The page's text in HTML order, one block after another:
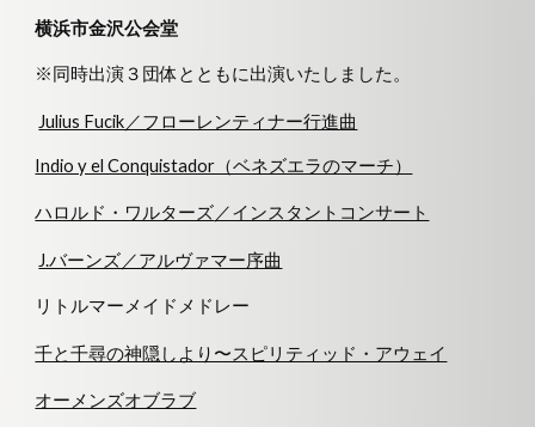
横浜市金沢公会堂
※同時出演３団体とともに出演いたしました。
Julius Fucik／フローレンティナー行進曲
Indio y el Conquistador（ベネズエラのマーチ）
ハロルド・ワルターズ／インスタントコンサート
J.バーンズ／アルヴァマー序曲
リトルマーメイドメドレー
千と千尋の神隠しより〜スピリティッド・アウェイ
オーメンズオブラブ